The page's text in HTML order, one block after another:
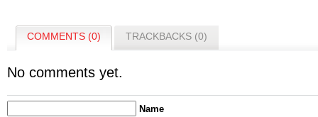
COMMENTS (0) TRACKBACKS (0)
No comments yet.
Name